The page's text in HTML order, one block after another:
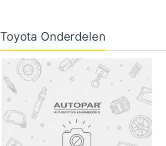
Toyota Onderdelen